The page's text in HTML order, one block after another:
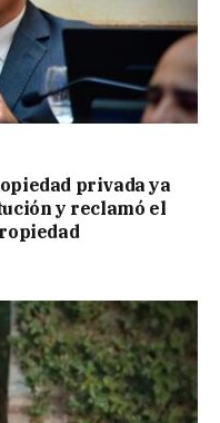
privada ya
y reclamó el